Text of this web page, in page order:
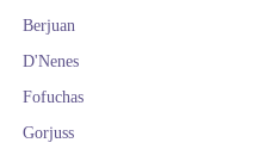
Berjuan
D'Nenes
Fofuchas
Gorjuss